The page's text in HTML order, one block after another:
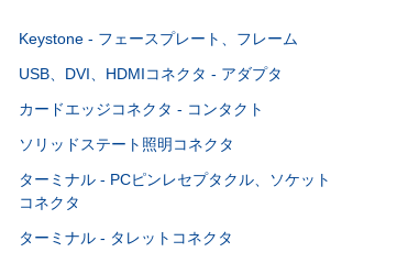
Keystone - フェースプレート、フレーム
USB、DVI、HDMIコネクタ - アダプタ
カードエッジコネクタ - コンタクト
ソリッドステート照明コネクタ
ターミナル - PCピンレセプタクル、ソケット
コネクタ
ターミナル - タレットコネクタ